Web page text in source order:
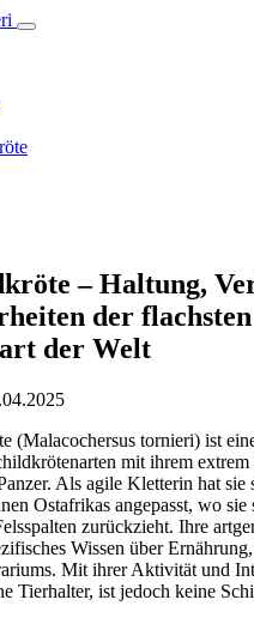
– Haltung,
der flachsten
der Welt
(Malacochersus tornieri) ist
mit ihrem extrem
Als agile Kletterin hat sie
Ostafrikas angepasst, wo sie
zurückzieht. Ihre
Wissen über
Mit ihrer Aktivität und
Tierhalter, ist jedoch keine